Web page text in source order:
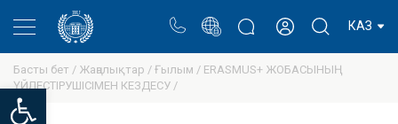
Open toolbar
КАЗ
Басты бет / Жаңалықтар / Ғылым / ERASMUS+ ЖОБАСЫНЫҢ
ҮЙЛЕСТІРУШІСІМЕН КЕЗДЕСУ /